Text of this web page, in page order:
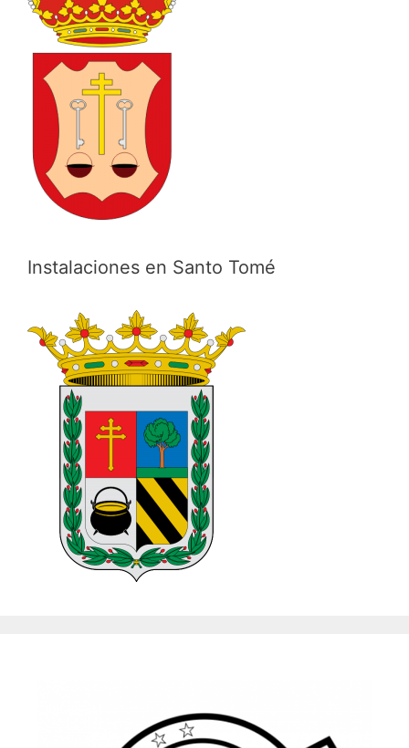
Instalaciones en Santo Tomé